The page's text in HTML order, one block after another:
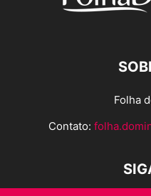
Folha
Contato: